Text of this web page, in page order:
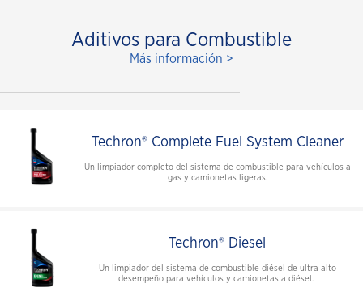
Aditivos para Combustible
Más información >
Techron® Complete Fuel System Cleaner
Un limpiador completo del sistema de combustible para vehículos a
gas y camionetas ligeras.
Techron® Diesel
Un limpiador del sistema de combustible diésel de ultra alto
desempeño para vehículos y camionetas a diésel.